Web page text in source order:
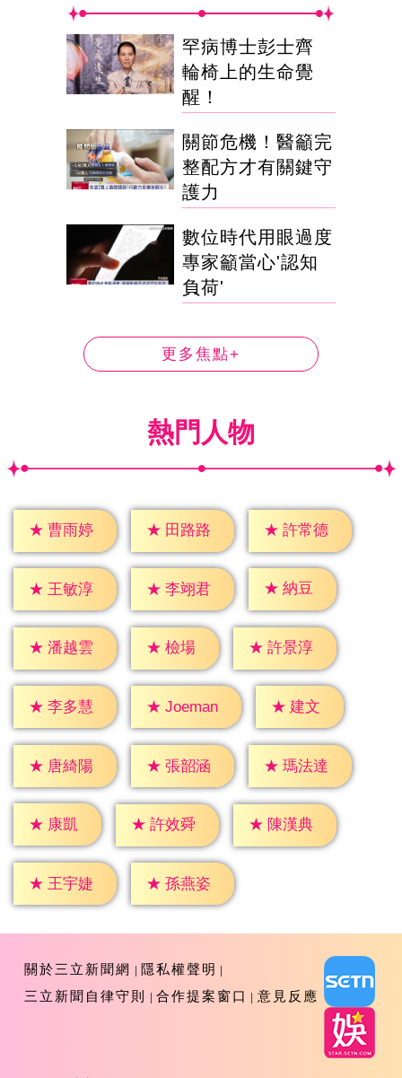
罕病博士彭士齊
輪椅上的生命覺
醒！
關節危機！醫籲完
整配方才有關鍵守
護力
數位時代用眼過度
專家籲當心'認知
負荷'
更多焦點+
熱門人物
★ 曹雨婷 ★ 田路路 ★ 許常德
★ 王敏淳 ★ 李翊君 ★ 納豆
★ 潘越雲 ★ 檢場 ★ 許景淳
★ 李多慧 ★ Joeman ★ 建文
★ 唐綺陽 ★ 張韶涵 ★ 瑪法達
★ 康凱 ★ 許效舜 ★ 陳漢典
★ 王宇婕 ★ 孫燕姿
關於三立新聞網
隱私權聲明
三立新聞自律守則
合作提案窗口 意見反應